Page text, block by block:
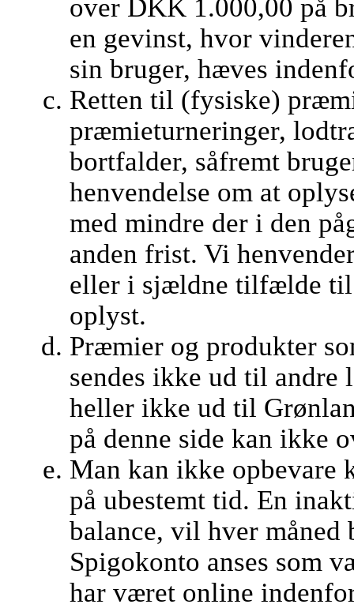
over DKK 1.000,00 på
en gevinst, hvor
sin bruger, hæves
Retten til (fysiske)
præmieturneringer,
bortfalder, såfremt
henvendelse om at
med mindre der i den
anden frist. Vi
eller i sjældne tilfælde til
oplyst.
Præmier og produkter
sendes ikke ud til andre
heller ikke ud til
på denne side kan ikke
Man kan ikke opbevare
på ubestemt tid. En
balance, vil hver
Spigokonto anses som
har været online